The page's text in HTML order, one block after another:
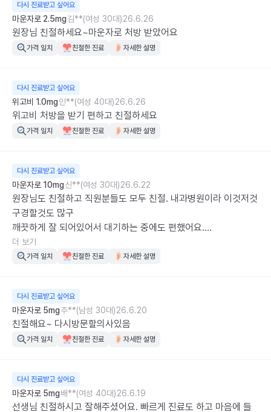
다시 진료받고 싶어요
마운자로 2.5mg김**(여성 30대)26.6.26
원장님 친절하세요~마운자로 처방 받았어요
가격 일치 친절한 진료 자세한 설명
다시 진료받고 싶어요
위고비 1.0mg인**(여성 40대)26.6.26
위고비 처방을 받기 편하고 친절하세요
가격 일치 친절한 진료 자세한 설명
다시 진료받고 싶어요
마운자로 10mg신**(여성 30대)26.6.22
원장님도 친절하고 직원분들도 모두 친절. 내과병원이라 이것저것
구경할것도 많구
깨끗하게 잘 되어있어서 대기하는 중에도 편했어요.
은근 넓고 요청하면 인바디도 공짜로 해줘서 계속 마운자로 처방
여기로 다녀요. 대기는 거의없음.짧음
더 보기
가격 일치 친절한 진료 자세한 설명
다시 진료받고 싶어요
마운자로 5mg주**(남성 30대)26.6.20
친절해요~ 다시방문할의사있음
가격 일치 친절한 진료 자세한 설명
다시 진료받고 싶어요
마운자로 5mg배**(여성 40대)26.6.19
선생님 친절하시고 잘해주셨어요. 빠르게 진료도 하고 마음에 들